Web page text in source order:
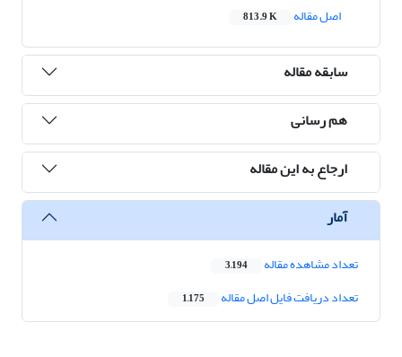
اصل مقاله
813.9 K
سابقه مقاله
هم رسانی
ارجاع به این مقاله
آمار
تعداد مشاهده مقاله 3,194
تعداد دریافت فایل اصل مقاله 1,175